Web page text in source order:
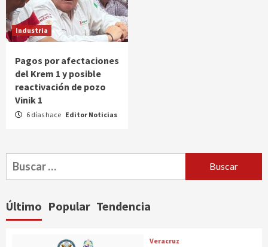
Industria
Pagos por afectaciones
del Krem 1 y posible
reactivación de pozo
Vinik 1
6 días hace Editor Noticias
Buscar:
Último Popular Tendencia
Veracruz